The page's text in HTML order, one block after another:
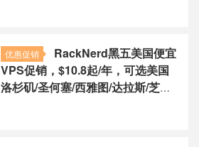
优惠促销
RackNerd黑五美国便宜
VPS促销，$10.8起/年，可选美国
洛杉矶/圣何塞/西雅图/达拉斯/芝加